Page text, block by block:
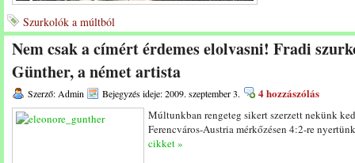
Szurkolók a múltból
Nem csak a címért érdemes elolvasni! Fradi
Günther, a német artista
Szerző: Admin Bejegyzés ideje: 2009. szeptember 3. 4 hozzászólás
Múltunkban rengeteg sikert szerzett nekünk
Ferencváros-Austria mérkőzésen 4:2-re
cikket »